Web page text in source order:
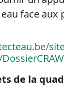
face
de la